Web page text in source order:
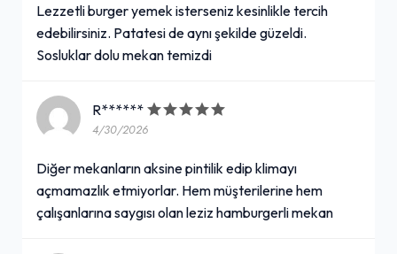
Lezzetli burger yemek isterseniz kesinlikle tercih
edebilirsiniz. Patatesi de aynı şekilde güzeldi.
Sosluklar dolu mekan temizdi
R******
4/30/2026
Diğer mekanların aksine pintilik edip klimayı
açmamazlık etmiyorlar. Hem müşterilerine hem
çalışanlarına saygısı olan leziz hamburgerli mekan